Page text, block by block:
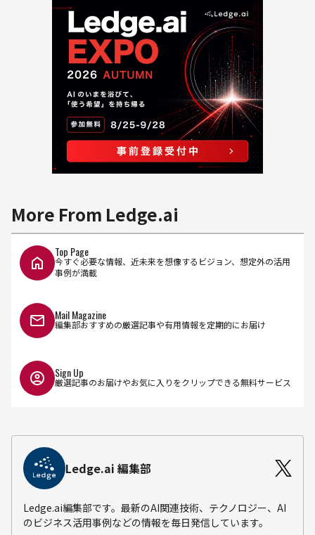
More From Ledge.ai
Top Page
今すぐ必要な情報、近未来を想像するビジョン、想定外の活用
事例が満載
Mail Magazine
編集部おすすめの厳選記事や有用情報を定期的にお届け
Sign Up
厳選記事のお届けやお気に入りをクリップできる無料サービス
Ledge.ai 編集部
Ledge.ai編集部です。最新のAI関連技術、テクノロジー、AI
のビジネス活用事例などの情報を毎日発信しています。